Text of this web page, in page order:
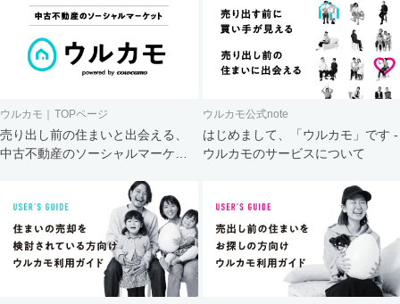
ウルカモ｜TOPページ
売り出し前の住まいと出会える、
中古不動産のソーシャルマーケッ
ウルカモ公式note
はじめまして、「ウルカモ」です -
ウルカモのサービスについて